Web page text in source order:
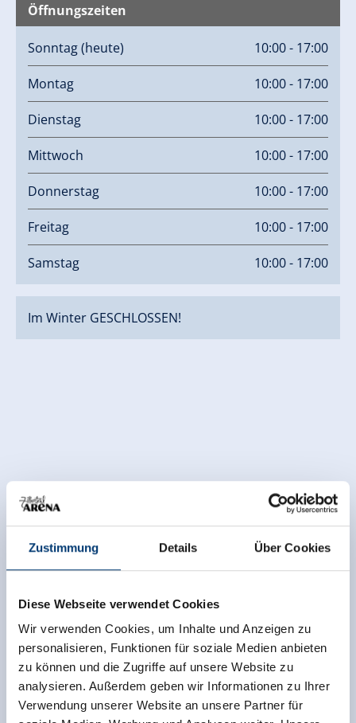
Zustimmung Details Über Cookies
Diese Webseite verwendet Cookies
Wir verwenden Cookies, um Inhalte und Anzeigen zu
personalisieren, Funktionen für soziale Medien anbieten
zu können und die Zugriffe auf unsere Website zu
analysieren. Außerdem geben wir Informationen zu Ihrer
Verwendung unserer Website an unsere Partner für
Öffnungszeiten
Sonntag(heute) 10:00 - 17:00
Montag 10:00 - 17:00
Dienstag 10:00 - 17:00
Mittwoch 10:00 - 17:00
Donnerstag 10:00 - 17:00
Freitag 10:00 - 17:00
Samstag 10:00 - 17:00
Im Winter GESCHLOSSEN!